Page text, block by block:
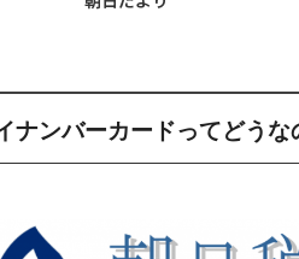
ナンバーカードってどう